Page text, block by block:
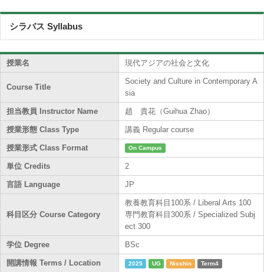
シラバス Syllabus
授業名 現代アジアの社会と文化
Course Title
Society and Culture in Contemporary A
sia
担当教員 Instructor Name 趙 貴花（Guihua Zhao）
授業形態 Class Type 講義 Regular course
授業形式 Class Format On Campus
単位 Credits 2
言語 Language JP
科目区分 Course Category
教養教育科目100系 / Liberal Arts 100
専門教育科目300系 / Specialized Subj
ect 300
学位 Degree BSc
開講情報 Terms / Location 2025 UG Nisshin Term4